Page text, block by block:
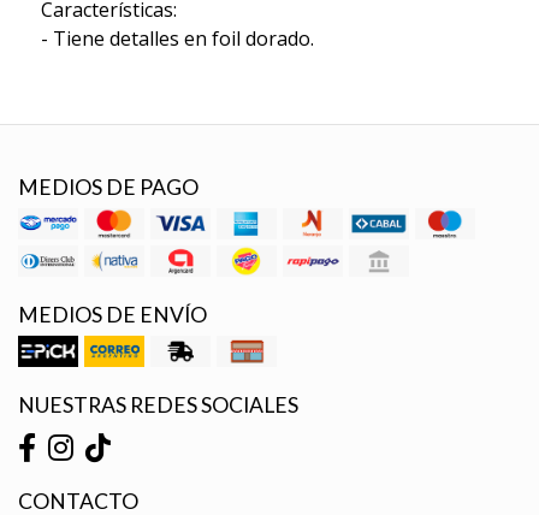
Características:
- Tiene detalles en foil dorado.
MEDIOS DE PAGO
MEDIOS DE ENVÍO
NUESTRAS REDES SOCIALES
CONTACTO